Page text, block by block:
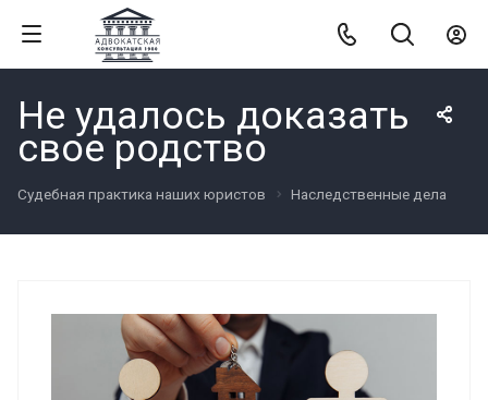
Не удалось доказать
свое родство
Судебная практика наших юристов Наследственные дела